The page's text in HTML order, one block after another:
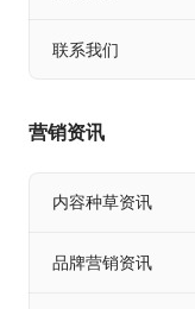
联系我们
营销资讯
内容种草资讯
品牌营销资讯